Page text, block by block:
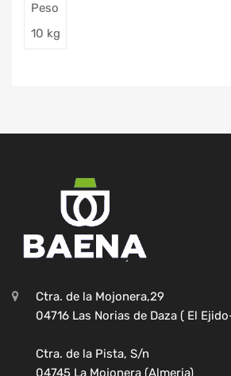
Peso
10 kg
Ctra. de la Mojonera,29
04716 Las Norias de Daza ( El
Ctra. de la Pista, S/n